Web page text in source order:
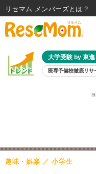
大学受験 by 東進
医専予備校徹底リサ
8月
趣味・娯楽 小学生
リセマム メンバーズ